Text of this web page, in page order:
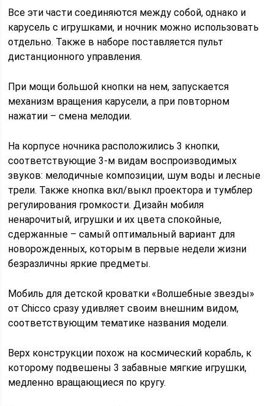
Все эти части соединяются между собой, однако и
карусель с игрушками, и ночник можно использовать
отдельно. Также в наборе поставляется пульт
дистанционного управления.
При мощи большой кнопки на нем, запускается
механизм вращения карусели, а при повторном
нажатии – смена мелодии.
На корпусе ночника расположились 3 кнопки,
соответствующие 3-м видам воспроизводимых
звуков: мелодичные композиции, шум воды и лесные
трели. Также кнопка вкл/выкл проектора и тумблер
регулирования громкости. Дизайн мобиля
ненарочитый, игрушки и их цвета спокойные,
сдержанные – самый оптимальный вариант для
новорожденных, которым в первые недели жизни
безразличны яркие предметы.
Мобиль для детской кроватки «Волшебные звезды»
от Chicco сразу удивляет своим внешним видом,
соответствующим тематике названия модели.
Верх конструкции похож на космический корабль, к
которому подвешены 3 забавные мягкие игрушки,
медленно вращающиеся по кругу.